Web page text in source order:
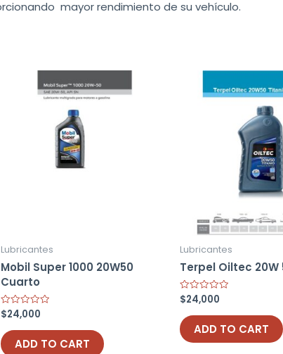
mayor rendimiento de su vehículo.
Lubricantes
Mobil Super 1000 20W50
Cuarto
Rated
0
out
of
5
$24,000
ADD TO CART
Lubricantes
Terpel Oiltec 20W
Rated
0
out
of
5
$24,000
ADD TO CART